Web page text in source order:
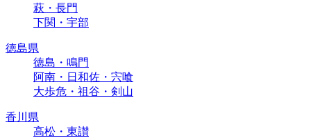
萩・長門
下関・宇部
徳島県
徳島・鳴門
阿南・日和佐・宍喰
大歩危・祖谷・剣山
香川県
高松・東讃